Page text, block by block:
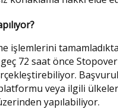
işlemlerini
72 saat önce Stopover
veya ilgili
yapılabiliyor.